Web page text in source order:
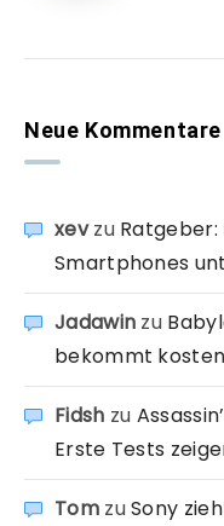
Neue Kommentare
xevzu Ratgeber:
Smartphones
Jadawin zu
bekommt
Fidsh zu
Erste Tests
TomzuSony